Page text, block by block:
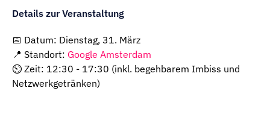
Details zur Veranstaltung
📅 Datum: Dienstag, 31. März
📍 Standort: Google Amsterdam
⏲ Zeit: 12:30 - 17:30 (inkl. begehbarem Imbiss und
Netzwerkgetränken)